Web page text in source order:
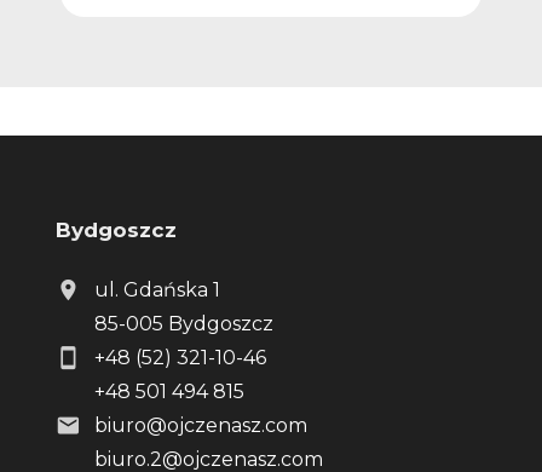
Bydgoszcz
ul. Gdańska 1
85-005 Bydgoszcz
+48 (52) 321-10-46
+48 501 494 815
biuro@ojczenasz.com
biuro.2@ojczenasz.com